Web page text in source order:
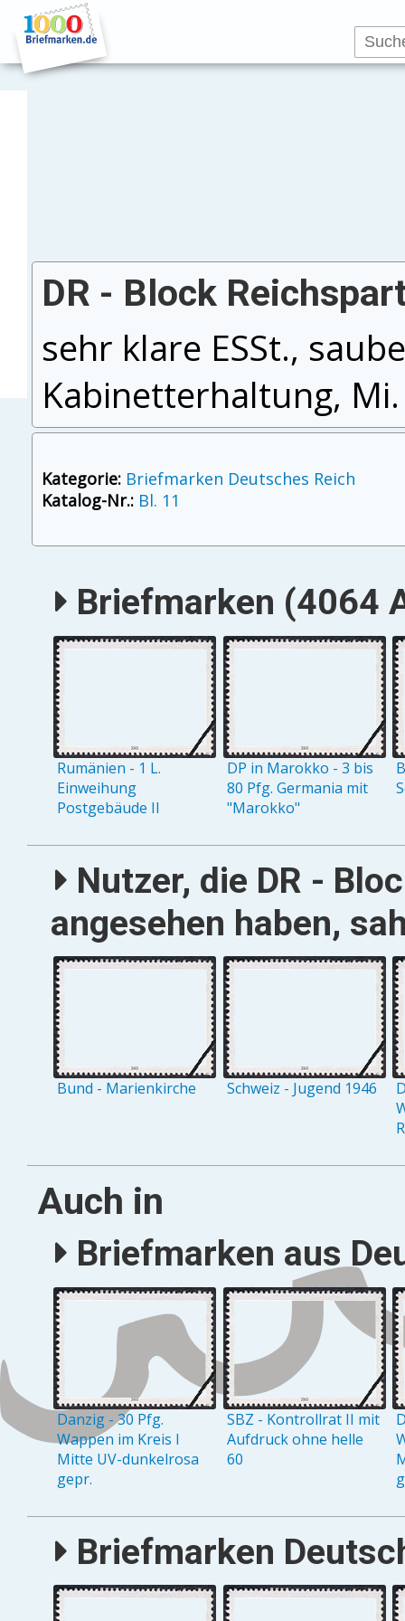
DR - Block
sehr klare ESSt.,
Kabinetterhaltung,
Kategorie: Briefmarken Deutsches Reich
Katalog-Nr.: Bl. 11
Briefmarken (4064
Rumänien - 1 L.
Einweihung
Postgebäude II
DP in Marokko - 3 bis
80 Pfg. Germania mit
"Marokko"
Nutzer, die DR -
angesehen haben,
Bund - Marienkirche Schweiz - Jugend 1946
Auch in
Briefmarken aus
Danzig - 30 Pfg.
Wappen im Kreis I
Mitte UV-dunkelrosa
gepr.
SBZ - Kontrollrat II mit
Aufdruck ohne helle
60
Briefmarken